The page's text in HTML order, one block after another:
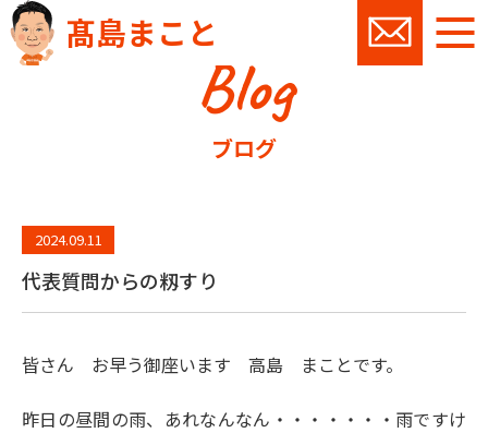
髙島まこと
Blog
ブログ
2024.09.11
代表質問からの籾すり
皆さん お早う御座います 高島 まことです。
昨日の昼間の雨、あれなんなん・・・・・・・雨ですけ